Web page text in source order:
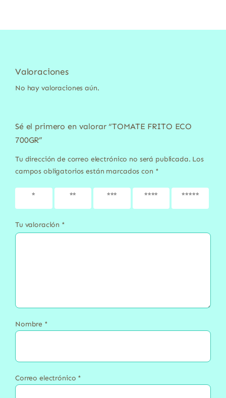
Valoraciones
No hay valoraciones aún.
Sé el primero en valorar “TOMATE FRITO ECO
700GR”
Tu dirección de correo electrónico no será publicada. Los
campos obligatorios están marcados con *
1 de 5
2 de 5
3 de 5
4 de 5
5 de 5
Tu valoración *
Nombre *
Correo electrónico *